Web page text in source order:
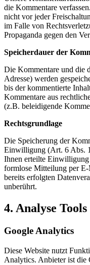
die Kommentare
nicht vor jeder
im Falle von
Propaganda gegen den
Speicherdauer der
Die Kommentare und die
Adresse) werden
bis der kommentierte
Kommentare aus
(z.B. beleidigende
Rechtsgrundlage
Die Speicherung der
Einwilligung (Art. 6 Abs.
Ihnen erteilte
formlose Mitteilung per
bereits erfolgten
unberührt.
4. Analyse
Google Analytics
Diese Website nutzt
Analytics. Anbieter ist die